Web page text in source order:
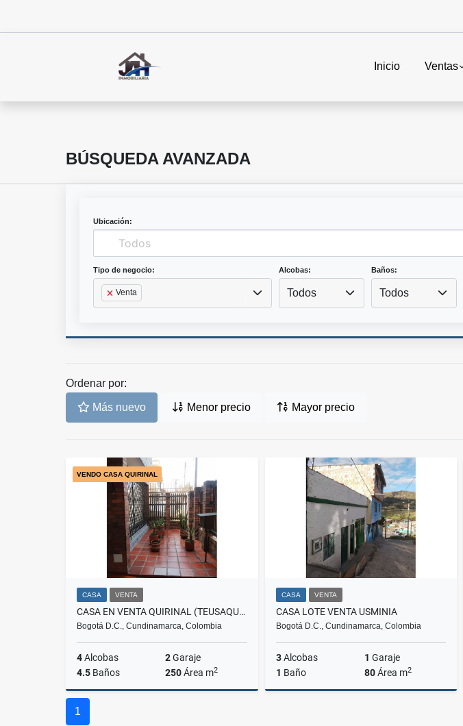
Inicio Ventas
BÚSQUEDA AVANZADA
Ubicación:
Tipo de negocio:
Venta
Alcobas:
Todos
Baños:
Todos
Ordenar por:
Más nuevo Menor precio Mayor precio
VENDO CASA QUIRINAL
CASA VENTA
CASA EN VENTA QUIRINAL (TEUSAQUILLO)
Bogotá D.C., Cundinamarca, Colombia
4Alcobas 2Garaje
4.5 Baños 250Área m2
CASA VENTA
CASA LOTE VENTA USMINIA
Bogotá D.C., Cundinamarca, Colombia
3Alcobas 1 Garaje
1 Baño 80Área m2
1